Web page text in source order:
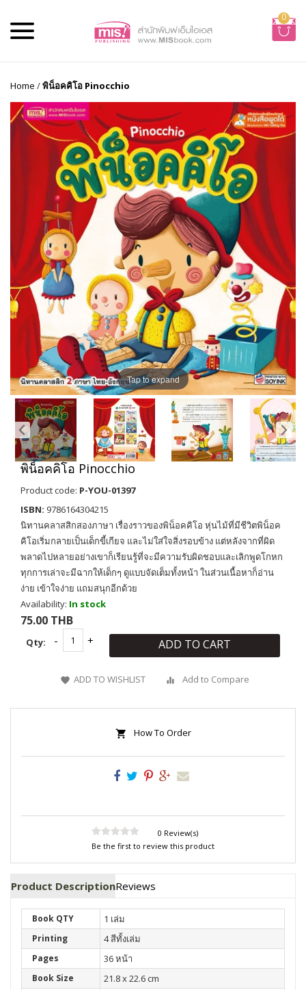
0
Home /พิน็อคคิโอ Pinocchio
Tap to expand
พิน็อคคิโอ Pinocchio
Product code: P-YOU-01397
ISBN: 9786164304215
นิทานคลาสสิกสองภาษา เรื่องราวของพิน็อคคิโอ หุ่นไม้ที่มีชีวิตพิน็อค
คิโอเริ่มกลายเป็นเด็กขี้เกียจ และไม่ใส่ใจสิ่งรอบข้าง แต่หลังจากที่ผิด
พลาดไปหลายอย่างเขาก็เรียนรู้ที่จะมีความรับผิดชอบและเลิกพูดโกหก
ทุกการเล่าจะมีฉากให้เด็กๆ ดูแบบจัดเต็มทั้งหน้า ในส่วนเนื้อหาก็อ่าน
ง่าย เข้าใจง่าย แถมสนุกอีกด้วย
Availability: In stock
75.00 THB
Qty: ADD TO CART
ADD TO WISHLIST Add to Compare
How To Order
0 Review(s)
Be the first to review this product
Product DescriptionReviews
Book QTY 1 เล่ม
Printing 4 สีทั้งเล่ม
Pages 36 หน้า
Book Size 21.8 x 22.6 cm